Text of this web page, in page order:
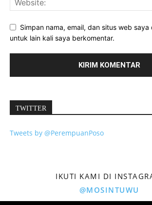
Simpan nama, email, dan situs web saya
untuk lain kali saya berkomentar.
TWITTER
Tweets by @PerempuanPoso
IKUTI KAMI DI
@MOSINTUWU